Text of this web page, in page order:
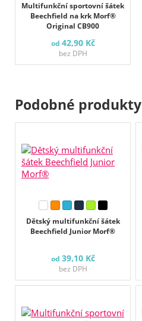
Multifunkční sportovní šátek
Beechfield na krk Morf®
Original CB900
od 42,90 Kč
bez DPH
Podobné produkty
Dětský multifunkční šátek
Beechfield Junior Morf®
od 39,10 Kč
bez DPH